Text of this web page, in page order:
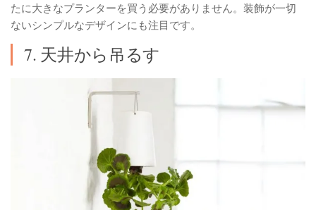
たに大きなプランターを買う必要がありません。装飾が一切
ないシンプルなデザインにも注目です。
7. 天井から吊るす